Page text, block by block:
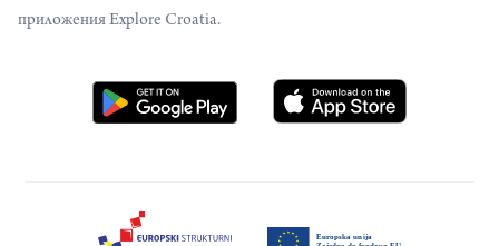
приложения Explore Croatia.